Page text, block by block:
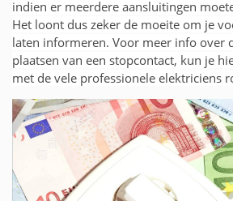
indien er meerdere aansluitingen
Het loont dus zeker de moeite om je
laten informeren. Voor meer info over
plaatsen van een stopcontact, kun je
met de vele professionele elektriciens